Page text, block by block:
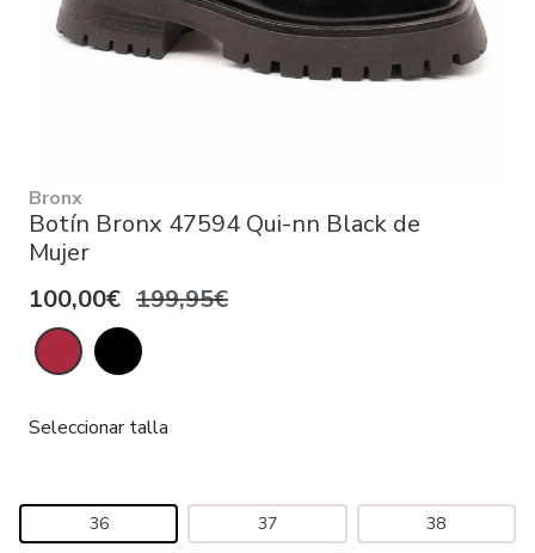
Bronx
Botín Bronx 47594 Qui-nn Black de
Mujer
100,00€ 199,95€
Seleccionar talla
36 37 38